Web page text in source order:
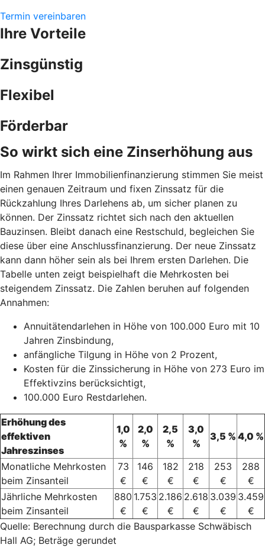
Termin vereinbaren
Ihre Vorteile
Zinsgünstig
Flexibel
Förderbar
So wirkt sich eine Zinserhöhung aus
Im Rahmen Ihrer Immobilienfinanzierung stimmen Sie meist
einen genauen Zeitraum und fixen Zinssatz für die
Rückzahlung Ihres Darlehens ab, um sicher planen zu
können. Der Zinssatz richtet sich nach den aktuellen
Bauzinsen. Bleibt danach eine Restschuld, begleichen Sie
diese über eine Anschlussfinanzierung. Der neue Zinssatz
kann dann höher sein als bei Ihrem ersten Darlehen. Die
Tabelle unten zeigt beispielhaft die Mehrkosten bei
steigendem Zinssatz. Die Zahlen beruhen auf folgenden
Annahmen:
Annuitätendarlehen in Höhe von 100.000 Euro mit 10
Jahren Zinsbindung,
anfängliche Tilgung in Höhe von 2 Prozent,
Kosten für die Zinssicherung in Höhe von 273 Euro im
Effektivzins berücksichtigt,
100.000 Euro Restdarlehen.
Erhöhung des
effektiven
Jahreszinses
1,0
%
2,0
%
2,5
%
3,0
%
3,5 % 4,0 %
Monatliche Mehrkosten
beim Zinsanteil
73
€
146
€
182
€
218
€
253
€
288
€
Jährliche Mehrkosten
beim Zinsanteil
880
€
1.753
€
2.186
€
2.618
€
3.039
€
3.459
€
Quelle: Berechnung durch die Bausparkasse Schwäbisch
Hall AG; Beträge gerundet